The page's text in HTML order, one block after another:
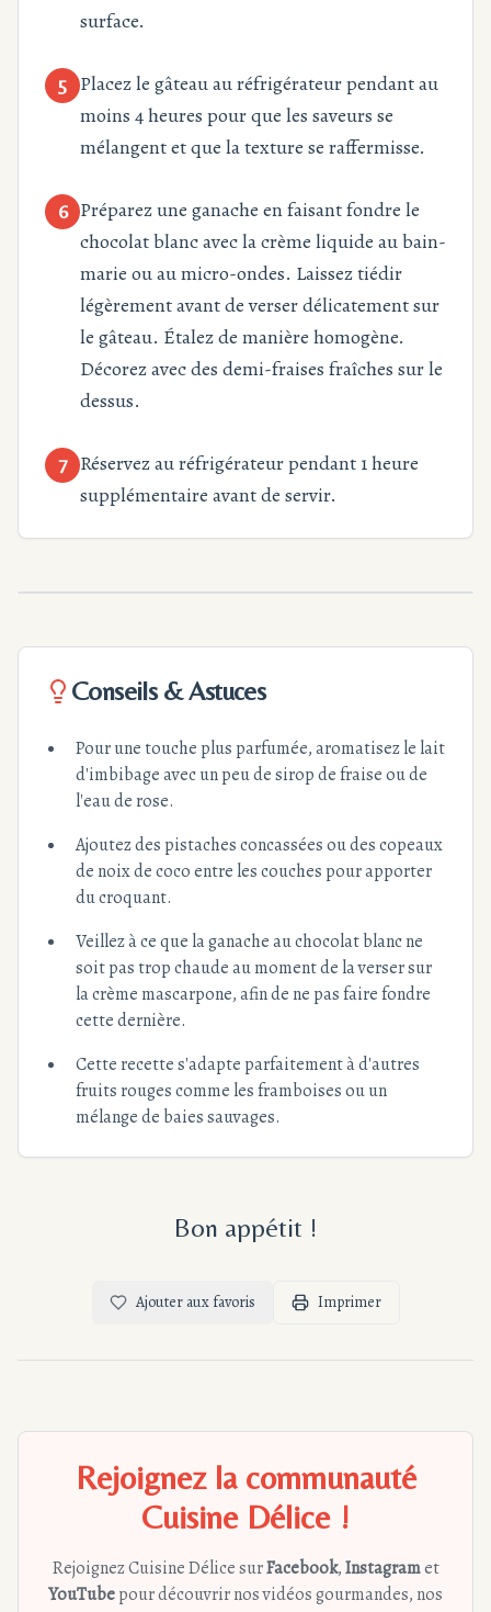
surface.
5
Placez le gâteau au réfrigérateur pendant au
moins 4 heures pour que les saveurs se
mélangent et que la texture se raffermisse.
6 Préparez une ganache en faisant fondre le
chocolat blanc avec la crème liquide au bain-
marie ou au micro-ondes. Laissez tiédir
légèrement avant de verser délicatement sur
le gâteau. Étalez de manière homogène.
Décorez avec des demi-fraises fraîches sur le
dessus.
7 Réservez au réfrigérateur pendant 1 heure
supplémentaire avant de servir.
Conseils & Astuces
Pour une touche plus parfumée, aromatisez le lait
d'imbibage avec un peu de sirop de fraise ou de
l'eau de rose.
Ajoutez des pistaches concassées ou des copeaux
de noix de coco entre les couches pour apporter
du croquant.
Veillez à ce que la ganache au chocolat blanc ne
soit pas trop chaude au moment de la verser sur
la crème mascarpone, afin de ne pas faire fondre
cette dernière.
Cette recette s'adapte parfaitement à d'autres
fruits rouges comme les framboises ou un
mélange de baies sauvages.
Bon appétit !
Ajouter aux favoris Imprimer
Rejoignez la communauté
Cuisine Délice !
Rejoignez Cuisine Délice surFacebook,Instagramet
YouTubepour découvrir nos vidéos gourmandes, nos